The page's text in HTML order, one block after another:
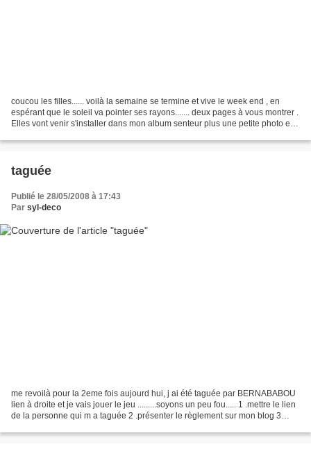
coucou les filles...... voilà la semaine se termine et vive le week end , en
espérant que le soleil va pointer ses rayons....... deux pages à vous montrer .
Elles vont venir s'installer dans mon album senteur plus une petite photo en
taguée
Publié le 28/05/2008 à 17:43
Par syl-deco
me revoilà pour la 2eme fois aujourd hui, j ai été taguée par BERNABABOU
lien à droite et je vais jouer le jeu .........soyons un peu fou..... 1 .mettre le lien
de la personne qui m a taguée 2 .présenter le règlement sur mon blog 3